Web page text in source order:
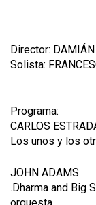
Director:
Solista:
Programa:
CARLOS
Los unos y los
JOHN ADAMS
.Dharma and Big